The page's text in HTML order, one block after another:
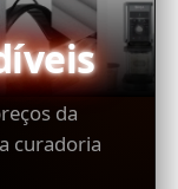
da
curadoria